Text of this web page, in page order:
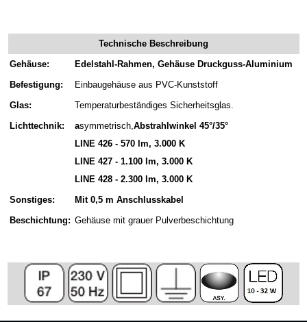
Technische Beschreibung
Gehäuse:
Edelstahl-Rahmen, Gehäuse Druckguss-Aluminium
Befestigung:
Einbaugehäuse aus PVC-Kunststoff
Glas:
Temperaturbeständiges Sicherheitsglas.
Lichttechnik:
asymmetrisch,Abstrahlwinkel 45°/35°
LINE 426 - 570 lm, 3.000 K
LINE 427 - 1.100 lm, 3.000 K
LINE 428 - 2.300 lm, 3.000 K
Sonstiges:
Mit 0,5 m Anschlusskabel
Beschichtung: Gehäuse mit grauer Pulverbeschichtung